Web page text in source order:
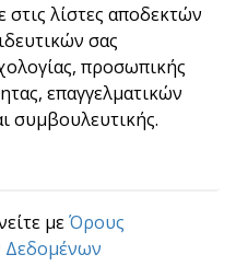
ευτυχία
με ιλιγγιώδη
λίστες αποδεκτών
σας
προσωπικής
επαγγελματικών
συμβουλευτικής.
μεΌρους
Δεδομένων